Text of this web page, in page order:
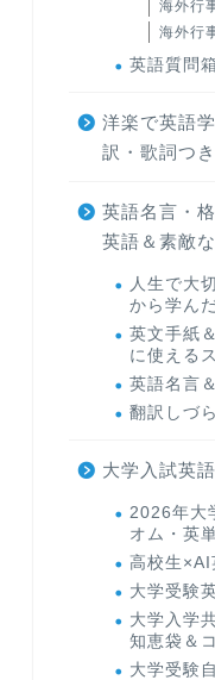
海外行
海外行
英語質問
洋楽で英語
訳・歌詞つき
英語名言・
英語＆素敵
人生で大
から学ん
英文手紙
に使える
英語名言
翻訳しづ
大学入試英
2026年大
オム・英
高校生×AI
大学受験
大学入学
知恵袋＆
大学受験